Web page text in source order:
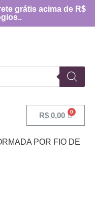
grátis acima de R$
R$ 0,00
POR FIO DE